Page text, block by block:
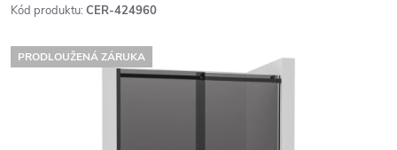
Kód produktu: CER-424960
PRODLOUŽENÁ ZÁRUKA